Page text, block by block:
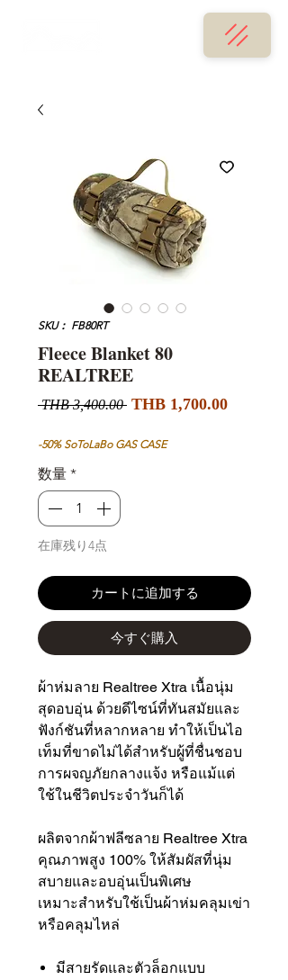
SKU： FB80RT
Fleece Blanket 80
REALTREE
THB 3,400.00 通
価
THB 1,700.00セ
-50% SoToLaBo GAS CASE
数量 *
在庫残り4点
カートに追加する
今すぐ購入
ผ้าห่มลาย Realtree Xtra เนื้อนุ่ม
สุดอบอุ่น ด้วยดีไซน์ที่ทันสมัยและ
ฟังก์ชันที่หลากหลาย ทำให้เป็นไอ
เท็มที่ขาดไม่ได้สำหรับผู้ที่ชื่นชอบ
การผจญภัยกลางแจ้ง หรือแม้แต่
ใช้ในชีวิตประจำวันก็ได้
ผลิตจากผ้าฟลีซลาย Realtree Xtra
คุณภาพสูง 100% ให้สัมผัสที่นุ่ม
สบายและอบอุ่นเป็นพิเศษ
เหมาะสำหรับใช้เป็นผ้าห่มคลุมเข่า
หรือคลุมไหล่
มีสายรัดและตัวล็อกแบบ